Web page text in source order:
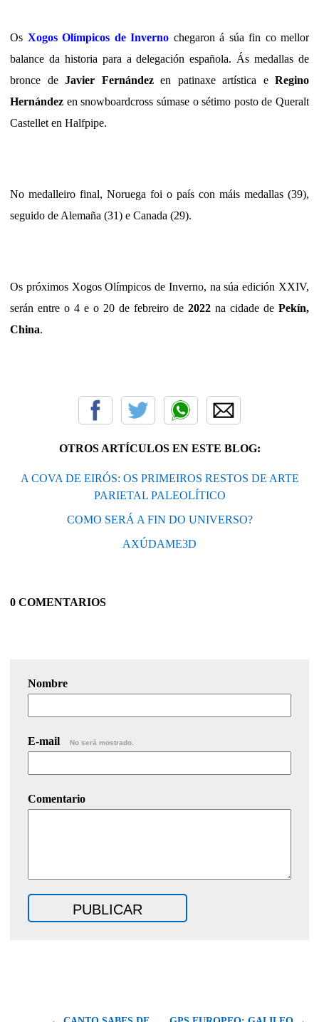
Os Xogos Olímpicos de Inverno chegaron á súa fin co mellor
balance da historia para a delegación española. Ás medallas de
bronce de Javier Fernándezen patinaxe artística e Regino
Hernández en snowboardcross súmase o sétimo posto de Queralt
Castellet en Halfpipe.
No medalleiro final, Noruega foi o país con máis medallas (39),
seguido de Alemaña (31) e Canada (29).
Os próximos Xogos Olímpicos de Inverno, na súa edición XXIV,
serán entre o 4 e o 20 de febreiro de 2022 na cidade de Pekín,
China.
OTROS ARTÍCULOS EN ESTE BLOG:
A COVA DE EIRÓS: OS PRIMEIROS RESTOS DE ARTE
PARIETAL PALEOLÍTICO
COMO SERÁ A FIN DO UNIVERSO?
AXÚDAME3D
0 COMENTARIOS
Nombre
E-mail No será mostrado.
Comentario